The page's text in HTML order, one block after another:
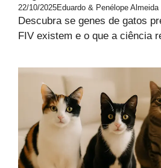
22/10/2025Eduardo & Penélope Almeida
Descubra se genes de gatos
FIV existem e o que a ciência